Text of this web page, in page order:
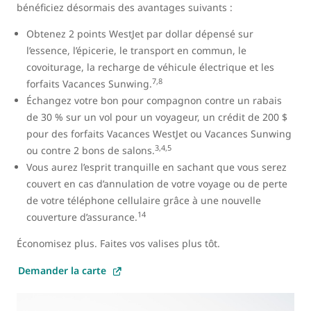
bénéficiez désormais des avantages suivants :
Obtenez 2 points WestJet par dollar dépensé sur
l’essence, l’épicerie, le transport en commun, le
covoiturage, la recharge de véhicule électrique et les
forfaits Vacances Sunwing.7,8
Échangez votre bon pour compagnon contre un rabais
de 30 % sur un vol pour un voyageur, un crédit de 200 $
pour des forfaits Vacances WestJet ou Vacances Sunwing
ou contre 2 bons de salons.3,4,5
Vous aurez l’esprit tranquille en sachant que vous serez
couvert en cas d’annulation de votre voyage ou de perte
de votre téléphone cellulaire grâce à une nouvelle
couverture d’assurance.14
Économisez plus. Faites vos valises plus tôt.
Demander la carte